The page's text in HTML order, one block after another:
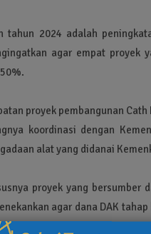
2024 adalah
agar empat proyek
proyek pembangunan Cath
koordinasi dengan
alat yang didanai
proyek yang bersumber
agar dana DAK